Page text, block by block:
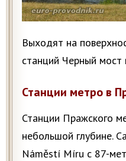
Выходят на
станций Черный мост
Станции метро в
Станции Пражского
небольшой глубине.
Náměstí Míru с 87-